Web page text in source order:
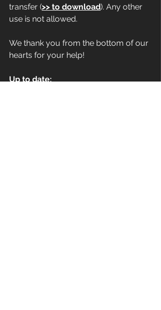
transfer (>> to download). Any other
use is not allowed.
We thank you from the bottom of our
hearts for your help!
Up to date: